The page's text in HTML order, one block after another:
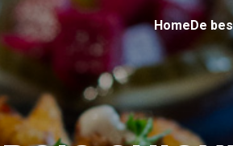
HomeDe